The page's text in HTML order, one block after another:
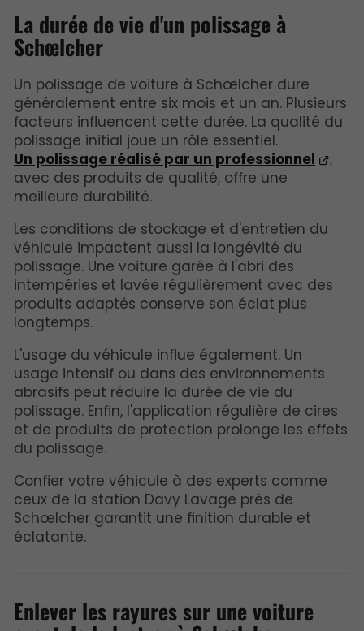
La durée de vie d'un polissage à
Schœlcher
Un polissage de voiture à Schœlcher dure
généralement entre six mois et un an. Plusieurs
facteurs influencent cette durée. La qualité du
polissage initial joue un rôle essentiel.
Un polissage réalisé par un professionnel
,
avec des produits de qualité, offre une
meilleure durabilité.
Les conditions de stockage et d'entretien du
véhicule impactent aussi la longévité du
polissage. Une voiture garée à l'abri des
intempéries et lavée régulièrement avec des
produits adaptés conserve son éclat plus
longtemps.
L'usage du véhicule influe également. Un
usage intensif ou dans des environnements
abrasifs peut réduire la durée de vie du
polissage. Enfin, l'application régulière de cires
et de produits de protection prolonge les effets
du polissage.
Confier votre véhicule à des experts comme
ceux de la station Davy Lavage près de
Schœlcher garantit une finition durable et
éclatante.
Enlever les rayures sur une voiture